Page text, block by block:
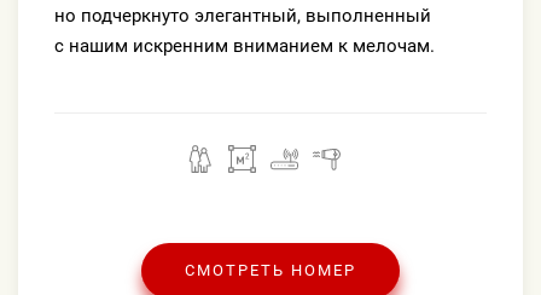
но подчеркнуто элегантный, выполненный
с нашим искренним вниманием к мелочам.
СМОТРЕТЬ НОМЕР